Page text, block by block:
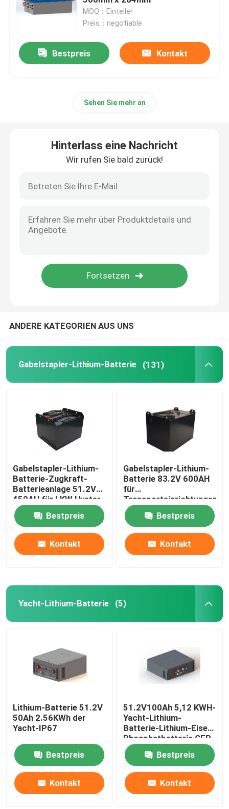
Lithium-Traktor-Batterie
Lader-Batterie
Rasenmäher-Lithium-Batterie
Gewindebohrer-Batterie
Lithium-Batterie der elektrischen Bohrmaschine
Lithium-Batterie-Modul
MOQ：Einteiler
Preis：negotiable
Bestpreis Kontakt
Sehen Sie mehr an
Hinterlass eine Nachricht
Wir rufen Sie bald zurück!
ANDERE KATEGORIEN AUS UNS
Gabelstapler-Lithium-Batterie (131)
Gabelstapler-Lithium-
Batterie-Zugkraft-
Batterieanlage 51.2V
450AH für LKW Hyster
E
Bestpreis
Kontakt
Gabelstapler-Lithium-
Batterie 83.2V 600AH
für
Transporteinrichtungen
Bestpreis
Kontakt
Yacht-Lithium-Batterie (5)
Lithium-Batterie 51.2V
50Ah 2.56KWh der
Yacht-IP67
Bestpreis
Kontakt
51.2V100Ah 5,12 KWH-
Yacht-Lithium-
Batterie-Lithium-Eisen-
Phosphatbatterie CER
Bestpreis
Kontakt